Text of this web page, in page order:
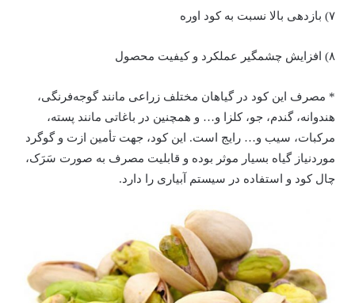
۷) بازدهی بالا نسبت به کود اوره
۸) افزایش چشمگیر عملکرد و کیفیت محصول
* مصرف این کود در گیاهان مختلف زراعی مانند گوجه‌فرنگی،
هندوانه، گندم، جو، کلزا و… و همچنین در باغاتی مانند پسته،
مرکبات، سیب و… رایج است. این کود، جهت تأمین ازت و گوگرد
موردنیاز گیاه بسیار موثر بوده و قابلیت مصرف به صورت سَرَک،
چال کود و استفاده در سیستم آبیاری را دارد.